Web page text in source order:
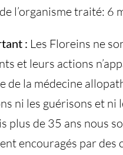
l’organisme traité: 6
: Les Floreins ne
et leurs actions
de la médecine
ni les guérisons et ni
plus de 35 ans nous
encouragés par des